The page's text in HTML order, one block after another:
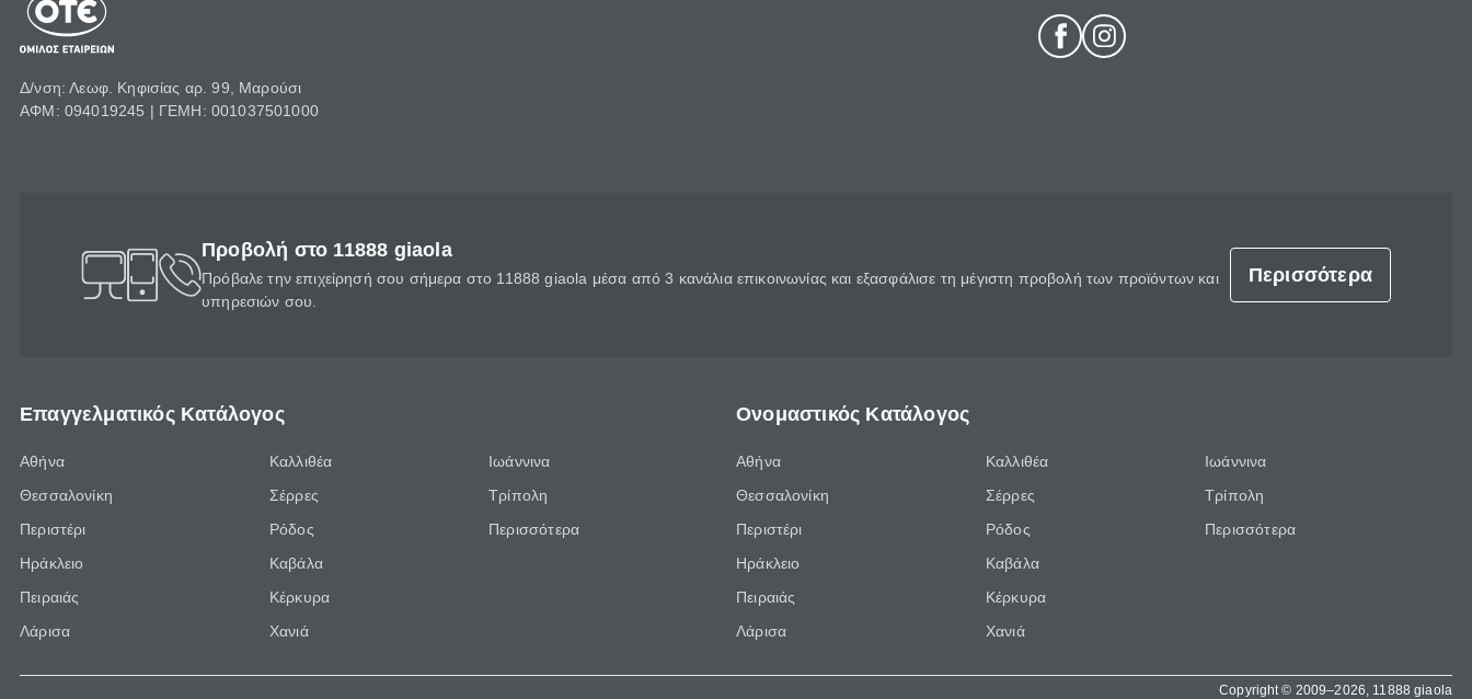
Δ/νση: Λεωφ. Κηφισίας αρ. 99, Μαρούσι
ΑΦΜ: 094019245 | ΓΕΜΗ: 001037501000
Προβολή στο 11888 giaola
Πρόβαλε την επιχείρησή σου σήμερα στο 11888 giaola μέσα από 3 κανάλια επικοινωνίας και εξασφάλισε τη μέγιστη προβολή των προϊόντων και
υπηρεσιών σου.
Περισσότερα
Επαγγελματικός Κατάλογος
Αθήνα
Θεσσαλονίκη
Περιστέρι
Ηράκλειο
Πειραιάς
Λάρισα
Καλλιθέα
Σέρρες
Ρόδος
Καβάλα
Κέρκυρα
Χανιά
Ιωάννινα
Τρίπολη
Περισσότερα
Ονομαστικός Κατάλογος
Αθήνα
Θεσσαλονίκη
Περιστέρι
Ηράκλειο
Πειραιάς
Λάρισα
Καλλιθέα
Σέρρες
Ρόδος
Καβάλα
Κέρκυρα
Χανιά
Ιωάννινα
Τρίπολη
Περισσότερα
Copyright © 2009–2026, 11888 giaola